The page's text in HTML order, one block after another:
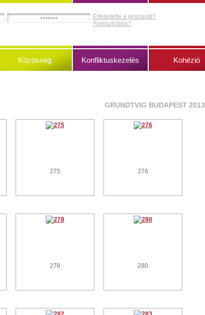
Elfelejtette a jelszavát?
Regisztrálna?
Közösség Konfliktuskezelés Kohézió
GRUNDTVIG BUDAPEST 2013
275 276
278 280